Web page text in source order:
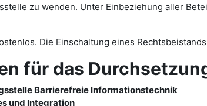
zu wenden. Unter Einbeziehung aller
Die Einschaltung eines
für das
Barrierefreie Informationstechnik
und Integration